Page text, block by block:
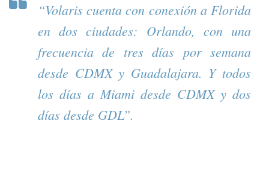
“Volaris cuenta con conexión a Florida
en dos ciudades: Orlando, con una
frecuencia de tres días por semana
desde CDMX y Guadalajara. Y todos
los días a Miami desde CDMX y dos
días desde GDL”.